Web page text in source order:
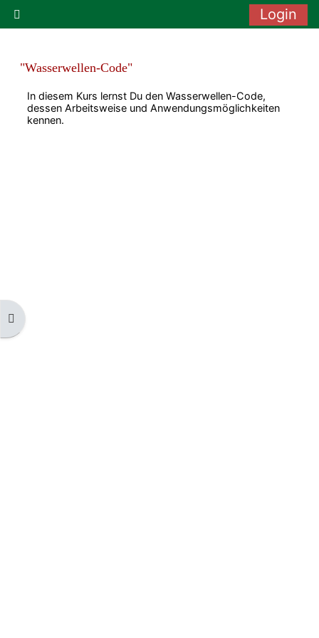
Website-Übersicht
Login
Blockleiste öffnen
"Wasserwellen-Code"
In diesem Kurs lernst Du den Wasserwellen-Code,
dessen Arbeitsweise und Anwendungsmöglichkeiten
kennen.